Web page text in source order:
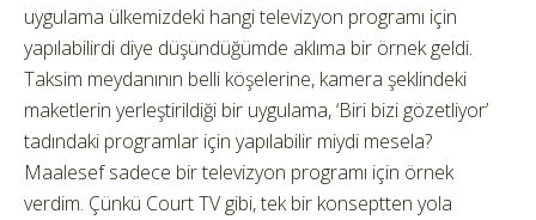
uygulama ülkemizdeki hangi televizyon programı için
yapılabilirdi diye düşündüğümde aklıma bir örnek geldi.
Taksim meydanının belli köşelerine, kamera şeklindeki
maketlerin yerleştirildiği bir uygulama, ‘Biri bizi gözetliyor’
tadındaki programlar için yapılabilir miydi mesela?
Maalesef sadece bir televizyon programı için örnek
verdim. Çünkü Court TV gibi, tek bir konseptten yola